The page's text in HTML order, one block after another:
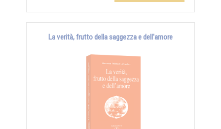
La verità, frutto della saggezza e dell'amore